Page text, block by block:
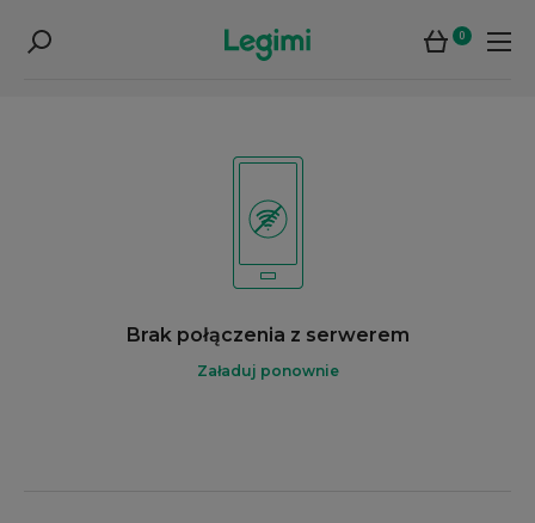
0
Brak połączenia z serwerem
Załaduj ponownie